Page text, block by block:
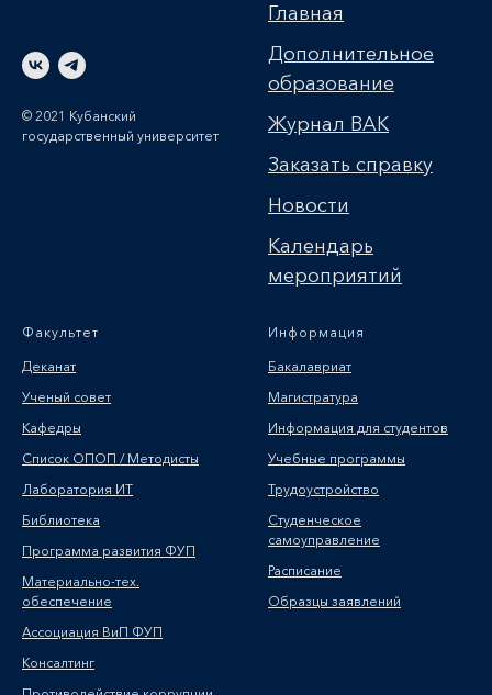
© 2021 Кубанский
государственный университет
Главная
Дополнительное
образование
Журнал ВАК
Заказать справку
Новости
Календарь
мероприятий
Факультет
Деканат
Ученый совет
Кафедры
Список ОПОП / Методисты
Лаборатория ИТ
Библиотека
Программа развития ФУП
Материально-тех.
обеспечение
Ассоциация ВиП ФУП
Консалтинг
Информация
Бакалавриат
Магистратура
Информация для студентов
Учебные программы
Трудоустройство
Студенческое
самоуправление
Расписание
Образцы заявлений